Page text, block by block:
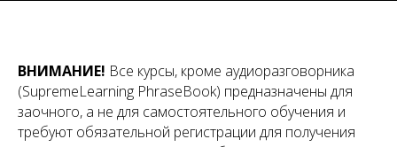
ВНИМАНИЕ! Все курсы, кроме аудиоразговорника
(SupremeLearning PhraseBook) предназначены для
заочного, а не для самостоятельного обучения и
требуют обязательной регистрации для получения